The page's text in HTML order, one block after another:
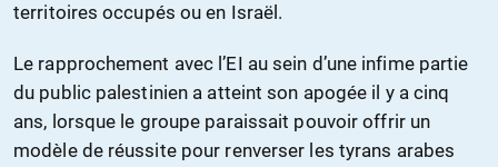
territoires occupés ou en Israël.
Le rapprochement avec l’EI au sein d’une infime partie
du public palestinien a atteint son apogée il y a cinq
ans, lorsque le groupe paraissait pouvoir offrir un
modèle de réussite pour renverser les tyrans arabes